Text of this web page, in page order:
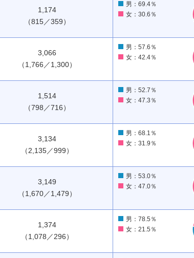
1,174
（815／359）
男：69.4％
女：30.6％
3,066
（1,766／1,300）
男：57.6％
女：42.4％
1,514
（798／716）
男：52.7％
女：47.3％
3,134
（2,135／999）
男：68.1％
女：31.9％
3,149
（1,670／1,479）
男：53.0％
女：47.0％
1,374
（1,078／296）
男：78.5％
女：21.5％